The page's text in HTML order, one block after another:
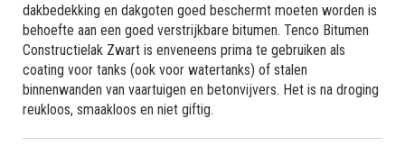
dakbedekking en dakgoten goed beschermt moeten worden is
behoefte aan een goed verstrijkbare bitumen. Tenco Bitumen
Constructielak Zwart is enveneens prima te gebruiken als
coating voor tanks (ook voor watertanks) of stalen
binnenwanden van vaartuigen en betonvijvers. Het is na droging
reukloos, smaakloos en niet giftig.